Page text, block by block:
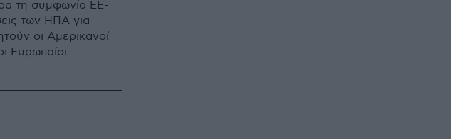
τη συμφωνία ΕΕ-
των ΗΠΑ για
οι Αμερικανοί
Ευρωπαίοι